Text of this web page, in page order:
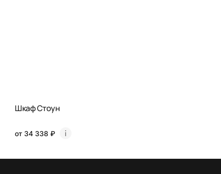
Шкаф Стоун
от 34 338 ₽